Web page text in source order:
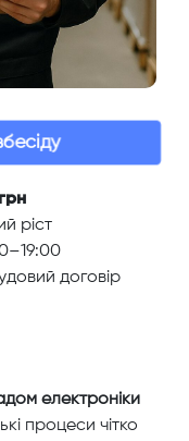
ріст
договір
електроніки
процеси чітко